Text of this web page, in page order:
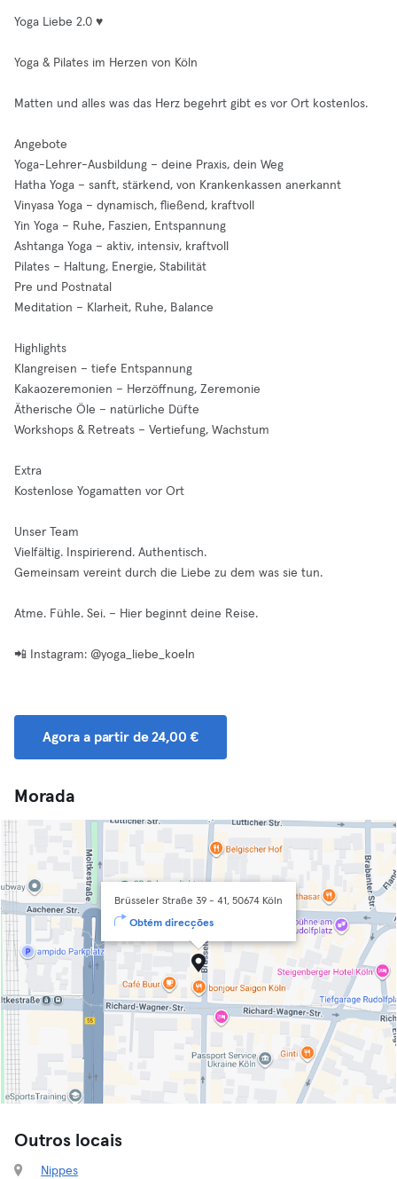
Yoga Liebe 2.0 ♥
Yoga & Pilates im Herzen von Köln
Matten und alles was das Herz begehrt gibt es vor Ort kostenlos.
Angebote
Yoga-Lehrer-Ausbildung – deine Praxis, dein Weg
Hatha Yoga – sanft, stärkend, von Krankenkassen anerkannt
Vinyasa Yoga – dynamisch, fließend, kraftvoll
Yin Yoga – Ruhe, Faszien, Entspannung
Ashtanga Yoga – aktiv, intensiv, kraftvoll
Pilates – Haltung, Energie, Stabilität
Pre und Postnatal
Meditation – Klarheit, Ruhe, Balance
Highlights
Klangreisen – tiefe Entspannung
Kakaozeremonien – Herzöffnung, Zeremonie
Ätherische Öle – natürliche Düfte
Workshops & Retreats – Vertiefung, Wachstum
Extra
Kostenlose Yogamatten vor Ort
Unser Team
Vielfältig. Inspirierend. Authentisch.
Gemeinsam vereint durch die Liebe zu dem was sie tun.
Atme. Fühle. Sei. – Hier beginnt deine Reise.
📲 Instagram: @yoga_liebe_koeln
Agora a partir de 24,00 €
Morada
Brüsseler Straße 39 - 41, 50674 Köln
Obtém direcções
Outros locais
Nippes